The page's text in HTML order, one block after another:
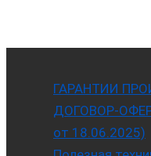
ГАРАНТИИ
ДОГОВОР-
от 18.06.2025)